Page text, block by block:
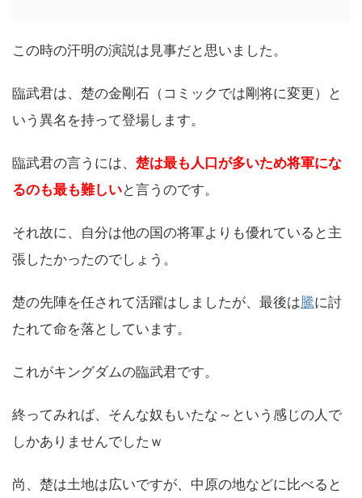
この時の汗明の演説は見事だと思いました。
臨武君は、楚の金剛石（コミックでは剛将に変更）と
いう異名を持って登場します。
臨武君の言うには、 楚は最も人口が多いため将軍にな
るのも最も難しいと言うのです。
それ故に、自分は他の国の将軍よりも優れていると主
張したかったのでしょう。
楚の先陣を任されて活躍はしましたが、最後は騰に討
たれて命を落としています。
これがキングダムの臨武君です。
終ってみれば、そんな奴もいたな～という感じの人で
しかありませんでしたｗ
尚、楚は土地は広いですが、中原の地などに比べると